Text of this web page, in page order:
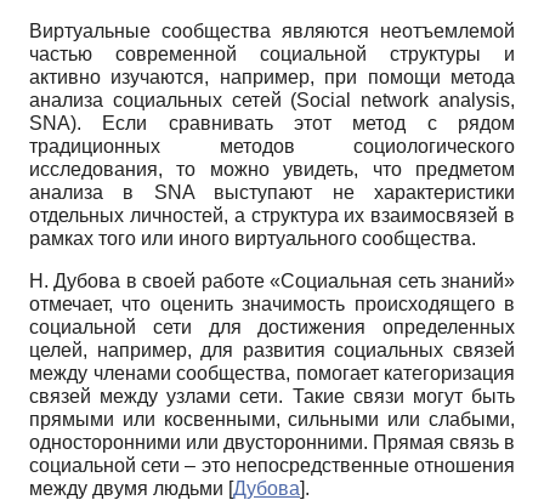
Виртуальные сообщества являются неотъемлемой
частью современной социальной структуры и
активно изучаются, например, при помощи метода
анализа социальных се­тей (Social network analysis,
SNA). Если сравнивать этот метод с рядом
традиционных методов социологического
исследования, то можно увидеть, что предметом
анализа в SNA выступают не характеристики
отдельных личностей, а структура их взаимосвязей в
рамках того или иного виртуального сообщества.
Н. Дубова в своей работе «Социальная сеть знаний»
отмечает, что оценить значи­мость происходящего в
социальной сети для достижения определенных
целей, напри­мер, для развития социальных связей
между членами сообщества, помогает категориза­ция
связей между узлами сети. Такие связи могут быть
прямыми или косвенными, силь­ными или слабыми,
односторонними или двусторонними. Прямая связь в
социальной сети – это непосредственные отношения
между двумя людьми [Дубова].